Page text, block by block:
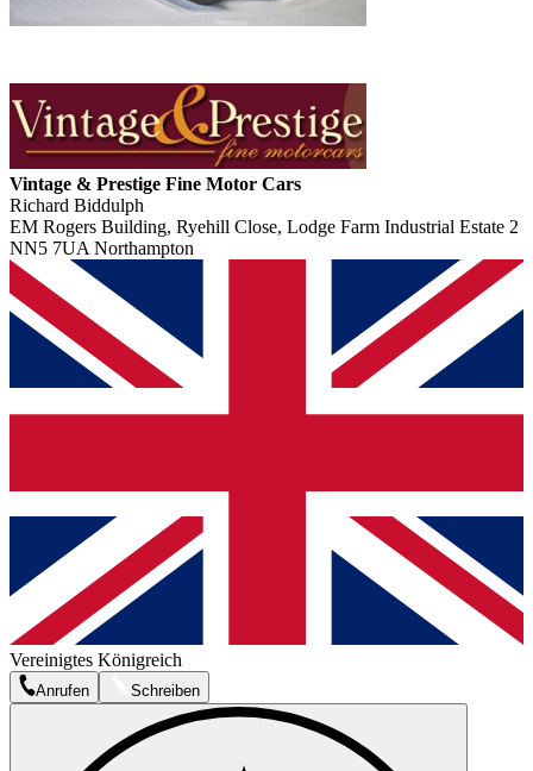
Vintage & Prestige Fine Motor Cars
Richard Biddulph
EM Rogers Building, Ryehill Close, Lodge Farm Industrial Estate 2
NN5 7UA Northampton
Vereinigtes Königreich
Anrufen Schreiben